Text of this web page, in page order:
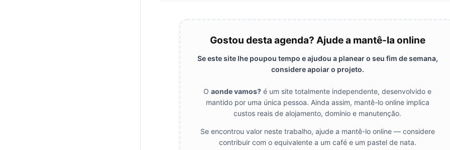
Gostou desta agenda? Ajude a mantê-la online
Se este site lhe poupou tempo e ajudou a planear o seu fim de semana,
considere apoiar o projeto.
O aonde vamos? é um site totalmente independente, desenvolvido e
mantido por uma única pessoa. Ainda assim, mantê-lo online implica
custos reais de alojamento, domínio e manutenção.
Se encontrou valor neste trabalho, ajude a mantê-lo online — considere
contribuir com o equivalente a um café e um pastel de nata.